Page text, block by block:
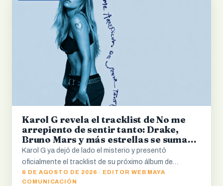
Karol G revela el tracklist de No me
arrepiento de sentir tanto: Drake,
Bruno Mars y más estrellas se suman
al álbum
Karol G ya dejó de lado el misterio y presentó
oficialmente el tracklist de su próximo álbum de…
6 DE AGOSTO DE 2026 · EDITOR WEB MAYA
COMUNICACIÓN